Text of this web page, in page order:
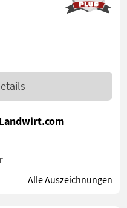
Alle Auszeichnungen